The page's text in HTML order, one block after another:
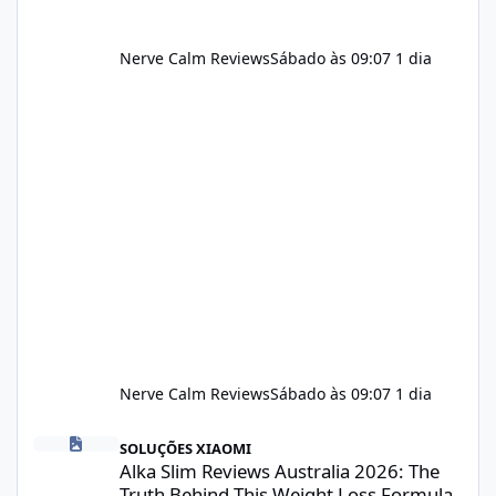
Nerve Calm ReviewsSábado às 09:07 1 dia
Nerve Calm ReviewsSábado às 09:07 1 dia
Alka Slim Reviews Australia 2026: The Truth Behind This
SOLUÇÕES XIAOMI
Alka Slim Reviews Australia 2026: The